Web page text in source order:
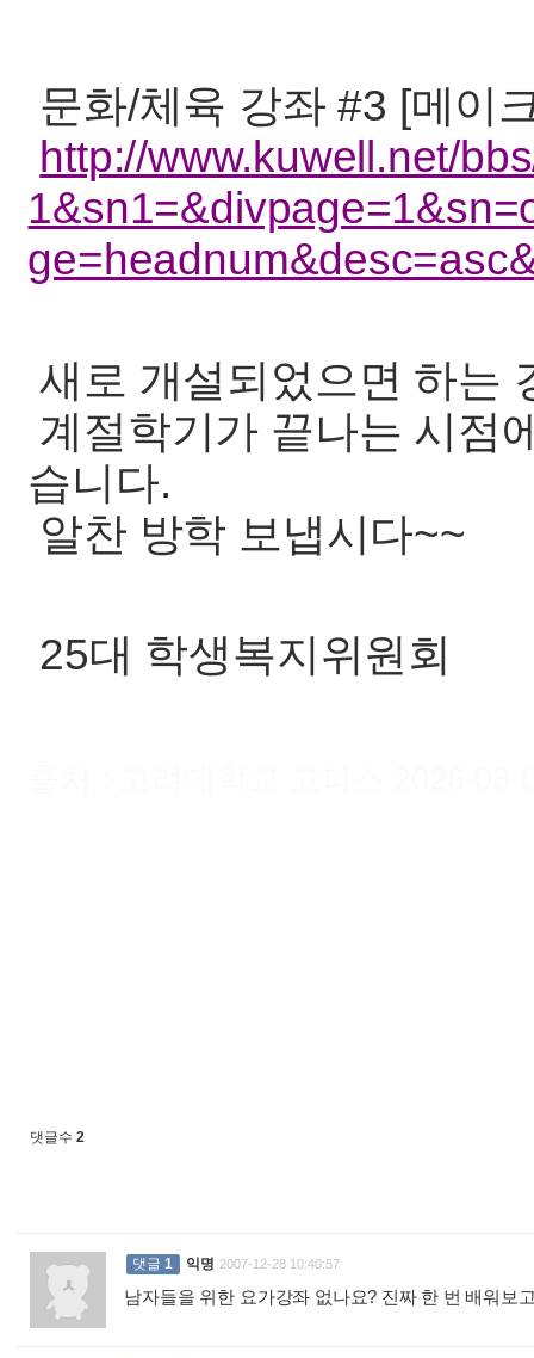
문화/체육 강좌 #3 [메이
http://www.kuwell.net/
새로 개설되었으면 하는
계절학기가 끝나는 시점
습니다.
알찬 방학 보냅시다~~
25대 학생복지위원회
댓글수 2
댓글 1 익명 2007-12-28 10:40:57
남자들을 위한 요가강좌 없나요? 진짜 한 번 배워보